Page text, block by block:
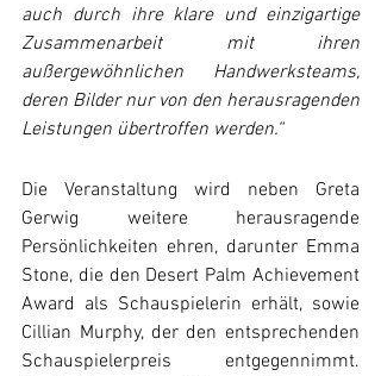
auch durch ihre klare und einzigartige
Zusammenarbeit mit ihren
außergewöhnlichen Handwerksteams,
deren Bilder nur von den herausragenden
Leistungen übertroffen werden.“
Die Veranstaltung wird neben Greta
Gerwig weitere herausragende
Persönlichkeiten ehren, darunter Emma
Stone, die den Desert Palm Achievement
Award als Schauspielerin erhält, sowie
Cillian Murphy, der den entsprechenden
Schauspielerpreis entgegennimmt.